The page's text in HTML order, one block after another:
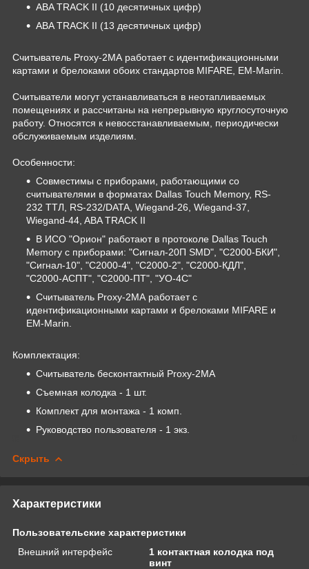
ABA TRACK II (10 десятичных цифр)
ABA TRACK II (13 десятичных цифр)
Считыватель Proxy-2МА работает с идентификационными
картами и брелоками обоих стандартов MIFARE, EM-Marin.
Считыватели могут устанавливаться в неотапливаемых
помещениях и рассчитаны на непрерывную круглосуточную
работу. Относятся к невосстанавливаемым, периодически
обслуживаемым изделиям.
Особенности:
Совместимы с приборами, работающими со
считывателями в форматах Dallas Touch Memory, RS-
232 ТТЛ, RS-232/DATA, Wiegand-26, Wiegand-37,
Wiegand-44, ABA TRACK II
В ИСО "Орион" работают в протоколе Dallas Touch
Memory с приборами: "Сигнал-20П SMD", "С2000-БКИ",
"Сигнал-10", "С2000-4", "С2000-2", "С2000-КДЛ",
"С2000-АСПТ", "С2000-ПТ", "УО-4С"
Считыватель Proxy-2МА работает с
идентификационными картами и брелоками MIFARE и
EM-Marin.
Комплектация:
Считыватель бесконтактный Proxy-2МA
Съемная колодка - 1 шт.
Комплект для монтажа - 1 комп.
Руководство пользователя - 1 экз.
Скрыть
Характеристики
Пользовательские характеристики
Внешний интерфейс
1 контактная колодка под
винт